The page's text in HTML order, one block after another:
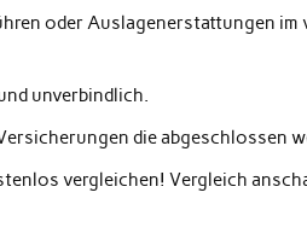
oder Auslagenerstattungen
unverbindlich.
die abgeschlossen
vergleichen! Vergleich